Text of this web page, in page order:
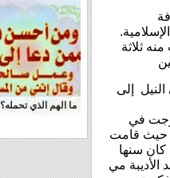
ثلاثة
النيل إلى
1981وكلية التربية للبنات في الرياض 1975- 1983م.تدرجت في
حيث قامت
كان سنها
مي
ما الهم الذي تحمله؟